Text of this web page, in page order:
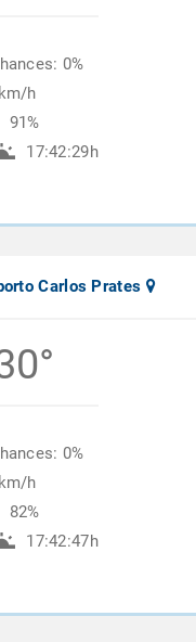
0%
h
91%
17:42:29h
Carlos Prates
0%
h
82%
17:42:47h